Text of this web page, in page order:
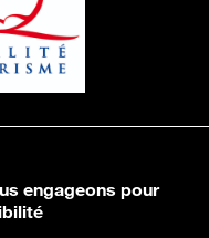
engageons pour